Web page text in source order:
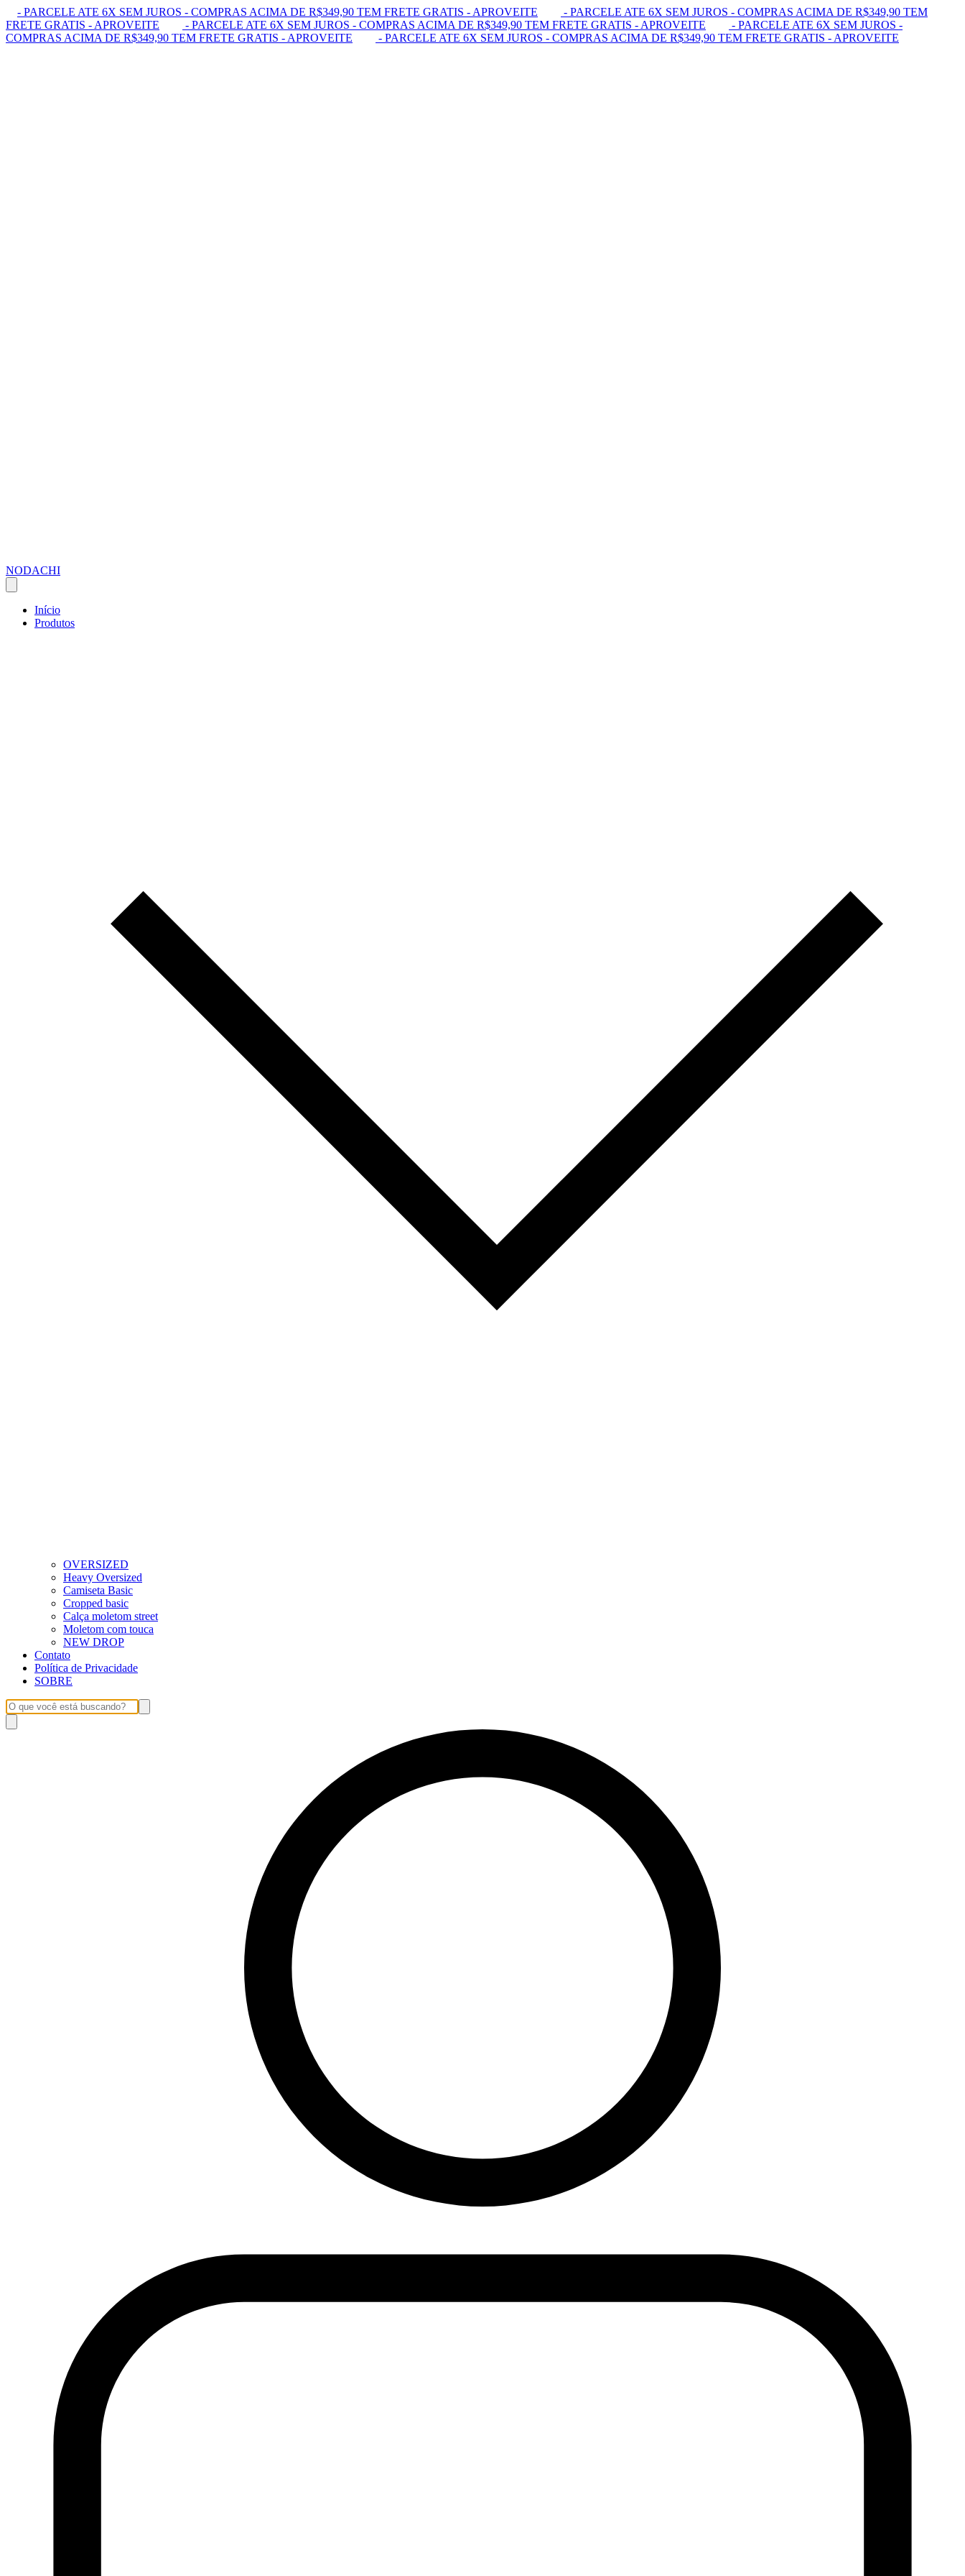
- PARCELE ATE 6X SEM JUROS - COMPRAS ACIMA DE R$349,90 TEM FRETE GRATIS - APROVEITE
- PARCELE ATE 6X SEM JUROS - COMPRAS ACIMA DE R$349,90 TEM
FRETE GRATIS - APROVEITE
- PARCELE ATE 6X SEM JUROS - COMPRAS ACIMA DE R$349,90 TEM FRETE GRATIS - APROVEITE
- PARCELE ATE 6X SEM JUROS -
COMPRAS ACIMA DE R$349,90 TEM FRETE GRATIS - APROVEITE
- PARCELE ATE 6X SEM JUROS - COMPRAS ACIMA DE R$349,90 TEM FRETE GRATIS - APROVEITE
NODACHI
Início
Produtos
OVERSIZED
Heavy Oversized
Camiseta Basic
Cropped basic
Calça moletom street
Moletom com touca
NEW DROP
Contato
Política de Privacidade
SOBRE